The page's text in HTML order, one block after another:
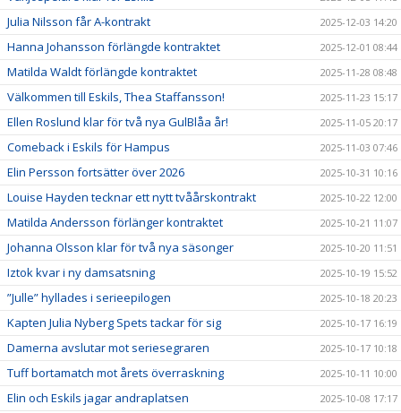
Julia Nilsson får A-kontrakt 2025-12-03 14:20
Hanna Johansson förlängde kontraktet 2025-12-01 08:44
Matilda Waldt förlängde kontraktet 2025-11-28 08:48
Välkommen till Eskils, Thea Staffansson! 2025-11-23 15:17
Ellen Roslund klar för två nya GulBlåa år! 2025-11-05 20:17
Comeback i Eskils för Hampus 2025-11-03 07:46
Elin Persson fortsätter över 2026 2025-10-31 10:16
Louise Hayden tecknar ett nytt tvåårskontrakt 2025-10-22 12:00
Matilda Andersson förlänger kontraktet 2025-10-21 11:07
Johanna Olsson klar för två nya säsonger 2025-10-20 11:51
Iztok kvar i ny damsatsning 2025-10-19 15:52
”Julle” hyllades i serieepilogen 2025-10-18 20:23
Kapten Julia Nyberg Spets tackar för sig 2025-10-17 16:19
Damerna avslutar mot seriesegraren 2025-10-17 10:18
Tuff bortamatch mot årets överraskning 2025-10-11 10:00
Elin och Eskils jagar andraplatsen 2025-10-08 17:17